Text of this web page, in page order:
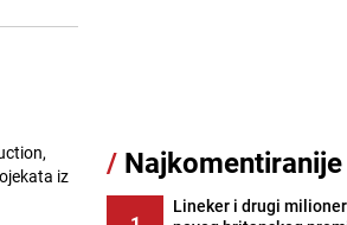
iz
jednostavan desert bez
/ Najkomentiranije
Lineker i drugi